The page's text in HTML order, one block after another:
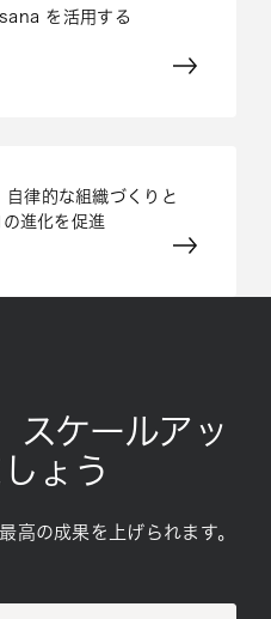
を活用する
自律的な組織づくりと
進化を促進
スケールアッ
ょう
高の成果を上げられます。